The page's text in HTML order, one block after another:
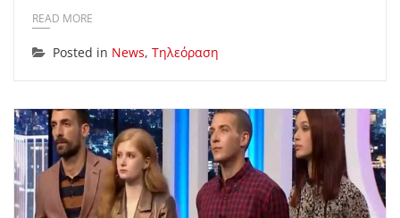
READ MORE
Posted in News, Τηλεόραση